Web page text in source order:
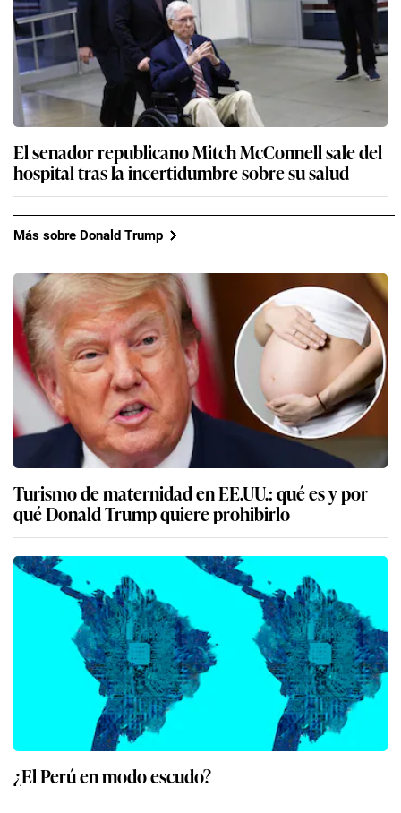
El senador republicano Mitch McConnell sale del
hospital tras la incertidumbre sobre su salud
Más sobre Donald Trump
Turismo de maternidad en EE.UU.: qué es y por
qué Donald Trump quiere prohibirlo
¿El Perú en modo escudo?